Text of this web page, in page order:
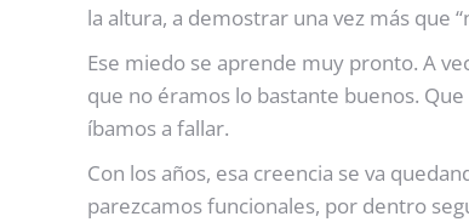
la altura, a demostrar una vez más que
Ese miedo se aprende muy pronto. A
que no éramos lo bastante buenos.
íbamos a fallar.
Con los años, esa creencia se va
parezcamos funcionales, por dentro